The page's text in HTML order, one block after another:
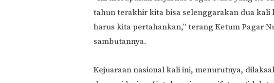
tahun terakhir kita bisa selenggarakan dua kali
harus kita pertahankan,” terang Ketum Pagar
sambutannya.
Kejuaraan nasional kali ini, menurutnya,